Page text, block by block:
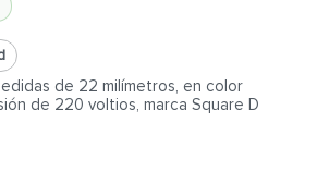
de 22 milímetros, en color
de 220 voltios, marca Square D